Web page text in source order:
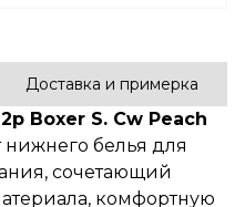
Доставка и примерка
2p Boxer S. Cw Peach
белья для
сочетающий
комфортную